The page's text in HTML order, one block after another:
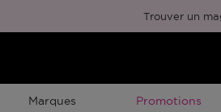
Emballage cadeau
Trouver un
Marques Promotion À
Promotions